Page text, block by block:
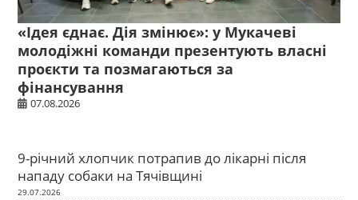
«Ідея єднає. Дія змінює»: у Мукачеві
молодіжні команди презентують власні
проєкти та позмагаються за
фінансування
07.08.2026
9-річний хлопчик потрапив до лікарні після
нападу собаки на Тячівщині
29.07.2026